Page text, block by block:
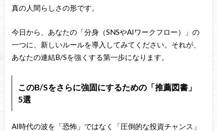
真の人間らしさの形です。
今日から、あなたの「分身（SNSやAIワークフロー）」の
一つに、新しいルールを導入してみてください。それが、
あなたの連結B/Sを強くする第一歩になります。
このB/Sをさらに強固にするための「推薦図書」
5選
AI時代の波を「恐怖」ではなく「圧倒的な投資チャンス」